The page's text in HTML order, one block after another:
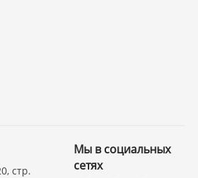
стр.
Мы в социальных
сетях